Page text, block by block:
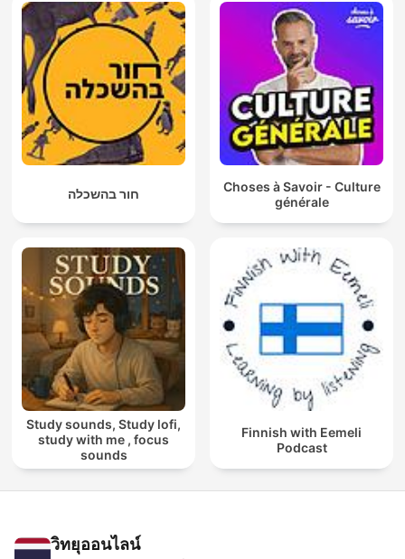
חור בהשכלה
Choses à Savoir - Culture
générale
Study sounds, Study lofi,
study with me , focus
sounds
Finnish with Eemeli
Podcast
วิทยุออนไลน์